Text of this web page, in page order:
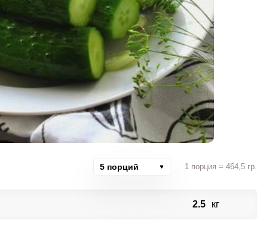
5 порций 1 порция = 464,5 гр.
2.5 кг